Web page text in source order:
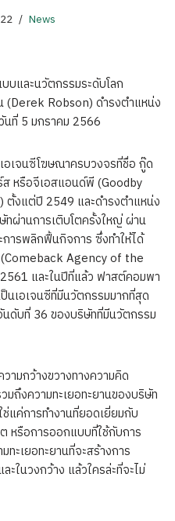
News
บและนวัตกรรมระดับโลก
(Derek Robson) ดำรงตำแหน่ง
นที่ 5 มกราคม 2566
เจนซีโฆษณาครบวงจรที่ชื่อ กู๊ด
หรือจีเอสแอนด์พี (Goodby
งแต่ปี 2549 และดำรงตำแหน่ง
ผ่านการเติบโตครั้งใหญ่ ผ่าน
การพลิกฟื้นกิจการ ซึ่งทำให้ได้
(Comeback Agency of the
และในปีที่แล้ว ฟาสต์คอมพา
นเอเจนซีที่มีนวัตกรรมมากที่สุด
ดับที่ 36 ของบริษัทที่มีนวัตกรรม
ามกว้างขวางทางความคิด
ถึงความทะเยอทะยานของบริษัท
แค่การทำงานที่ยอดเยี่ยมกับ
หรือการออกแบบที่ใช้กับการ
ทะเยอทะยานที่จะสร้างการ
ในวงกว้าง แล้วใครล่ะที่จะไม่